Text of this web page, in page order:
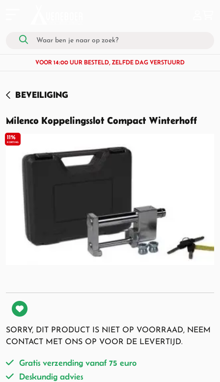
VOOR 14:00 UUR BESTELD, ZELFDE DAG VERSTUURD
BEVEILIGING
11%
KORTING
Milenco Koppelingsslot Compact Winterhoff
SORRY, DIT PRODUCT IS NIET OP VOORRAAD, NEEM
CONTACT MET ONS OP VOOR DE LEVERTIJD.
Gratis verzending vanaf 75 euro
Deskundig advies